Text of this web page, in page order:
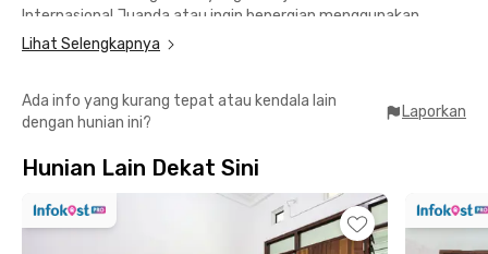
Internasional Juanda atau ingin bepergian menggunakan
pesawat, hanya memerlukan waktu sekitar 10 menit saja
untuk tiba di lokasi.
Bagi kamu mahasiswa UPN Veteran Jawa Timur, Budi Anugrah
Djuanda Airport Surabaya juga merupakan pilihan yang tepat
bisa sampai ke kampus. Di sekitar kost di Sidorajo ini juga
banyak pilihan resto atau tempat makan yang bisa kamu
kunjungi, seperti Gubug Makan Mang Engking, IBC Pondok
Tempo Doeloe, Soto Buntut Cak Choirul, hingga Bebek Goreng
Lihat Selengkapnya
Ada info yang kurang tepat atau kendala lain
dengan hunian ini?
Laporkan
Hunian Lain Dekat Sini